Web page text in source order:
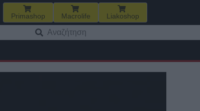
Primashop Macrolife Liakoshop
για: